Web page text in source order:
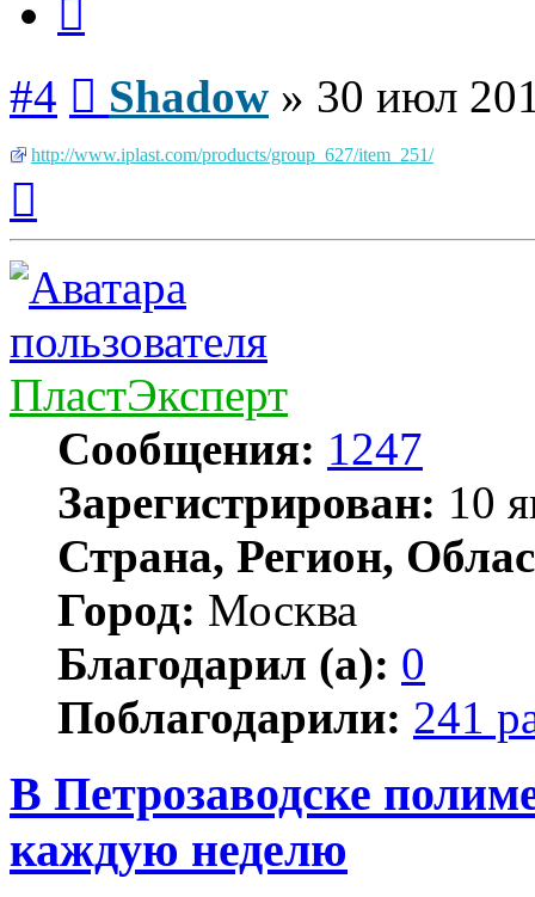
#4 Shadow » 30 июл
http://www.iplast.com/products/group_627/item_251/
началу
ПластЭксперт
Сообщения: 1247
Зарегистрирован: 10
Страна, Регион,
Город: Москва
Благодарил (а): 0
Поблагодарили: 241
В Петрозаводске
каждую неделю